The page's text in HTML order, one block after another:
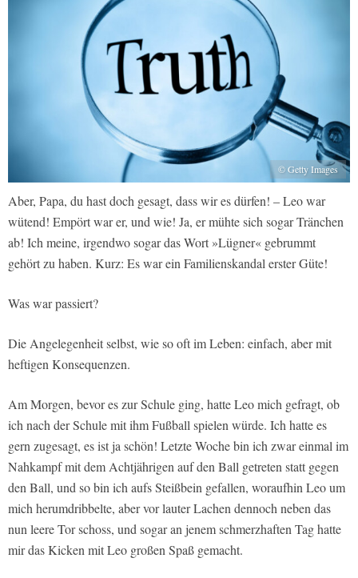
© Getty Images
Aber, Papa, du hast doch gesagt, dass wir es dürfen! – Leo war
wütend! Empört war er, und wie! Ja, er mühte sich sogar Tränchen
ab! Ich meine, irgendwo sogar das Wort »Lügner« gebrummt
gehört zu haben. Kurz: Es war ein Familienskandal erster Güte!
Was war passiert?
Die Angelegenheit selbst, wie so oft im Leben: einfach, aber mit
heftigen Konsequenzen.
Am Morgen, bevor es zur Schule ging, hatte Leo mich gefragt, ob
ich nach der Schule mit ihm Fußball spielen würde. Ich hatte es
gern zugesagt, es ist ja schön! Letzte Woche bin ich zwar einmal im
Nahkampf mit dem Achtjährigen auf den Ball getreten statt gegen
den Ball, und so bin ich aufs Steißbein gefallen, woraufhin Leo um
mich herumdribbelte, aber vor lauter Lachen dennoch neben das
nun leere Tor schoss, und sogar an jenem schmerzhaften Tag hatte
mir das Kicken mit Leo großen Spaß gemacht.